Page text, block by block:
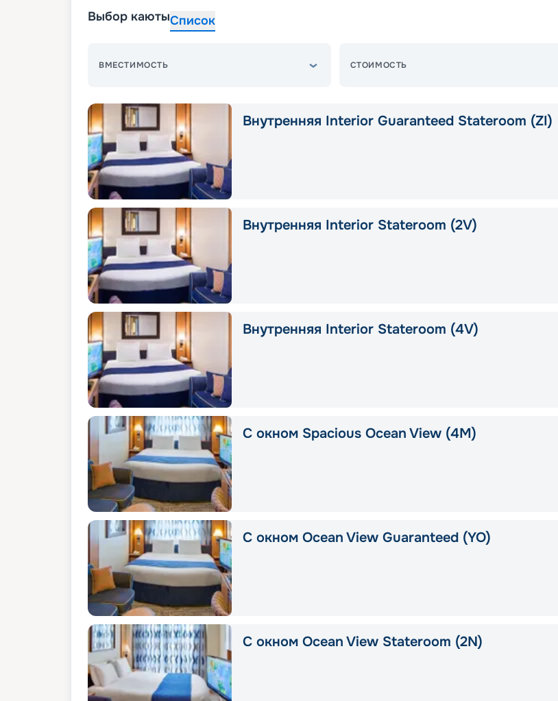
Выбор каютыСписок
ВМЕСТИМОСТЬ СТОИМОСТЬ
Внутренняя Interior Guaranteed Stateroom (ZI)
Внутренняя Interior Stateroom (2V)
Внутренняя Interior Stateroom (4V)
С окном Spacious Ocean View (4M)
С окном Ocean View Guaranteed (YO)
С окном Ocean View Stateroom (2N)